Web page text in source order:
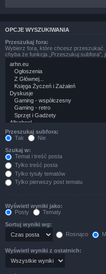
OPCJE WYSZUKIWANIA
Przeszukaj fora:
Wybierz fora, które chcesz
chyba że funkcja „Przeszukuj subfora”,
Przeszukaj subfora:
Tak
Nie
Szukaj w:
Temat i treść posta
Tylko treść posta
Tylko tytuły tematów
Tylko pierwszy post tematu
Wyświetl wyniki jako:
Posty
Tematy
Sortuj wyniki wg:
Rosnąco
Wyświetl wyniki z ostatnich: